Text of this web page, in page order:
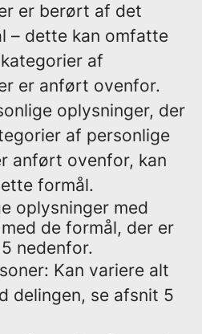
er berørt af det
– dette kan omfatte
af
er anført ovenfor.
oplysninger, der
af personlige
anført ovenfor, kan
formål.
oplysninger med
de formål, der er
nedenfor.
Kan variere alt
delingen, se afsnit 5